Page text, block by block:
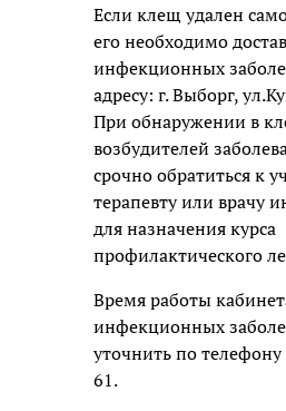
Если клещ удален
его необходимо
инфекционных
адресу: г. Выборг,
При обнаружении в
возбудителей
срочно обратиться к
терапевту или врачу
для назначения курса
профилактического
Время работы
инфекционных
уточнить по
61.